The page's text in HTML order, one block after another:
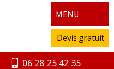
MENU
Devis gratuit
06 28 25 42 35